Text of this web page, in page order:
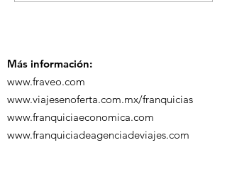
participó en la
Más información:
www.fraveo.com
www.viajesenoferta.com.mx/franquicias
www.franquiciaeconomica.com
www.franquiciadeagenciadeviajes.com